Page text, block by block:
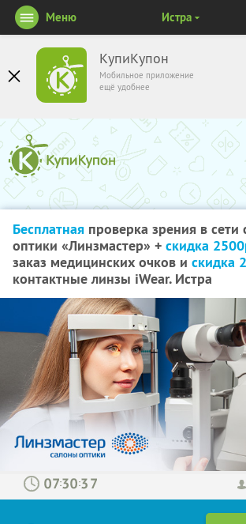
КупиКупон
Мобильное приложение
ещё удобнее
Меню Истра
Бесплатная проверка зрения в сети
оптики «Линзмастер» + скидка
заказ медицинских очков и скидка
контактные линзы iWear. Истра
: :